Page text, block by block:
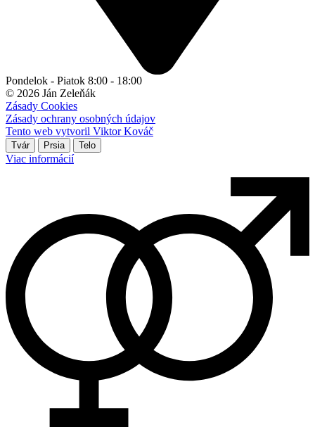
Pondelok - Piatok 8:00 - 18:00
© 2026 Ján Zeleňák
Zásady Cookies
Zásady ochrany osobných údajov
Tento web vytvoril Viktor Kováč
Tvár Prsia Telo
Viac informácií